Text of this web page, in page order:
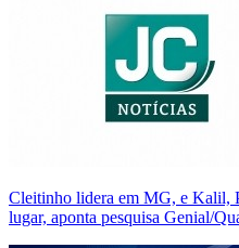
Cleitinho lidera em MG, e Kalil,
lugar, aponta pesquisa Genial/